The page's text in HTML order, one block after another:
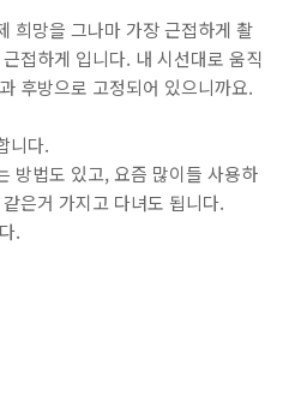
희망을 그나마 가장 근접하게 촬
접하게 입니다. 내 시선대로 움직
후방으로 고정되어 있으니까요.
니다.
방법도 있고, 요즘 많이들 사용하
은거 가지고 다녀도 됩니다.
.